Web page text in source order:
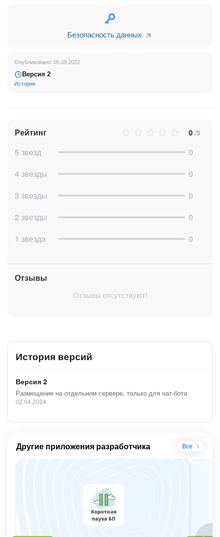
Особенно хорошо будет работать, если использовать
текстовые кнопки WhatsApp Business API
Безопасность данных
Опубликовано: 05.09.2022
Версия 2
История
Рейтинг 0 /5
5 звезд
0
4 звезды
0
3 звезды
0
2 звезды
0
1 звезда
0
Отзывы
Отзывы отсутствуют!
История версий
Версия 2
Размещение на отдельном сервере, только для чат-бота
02.04.2024
Другие приложения разработчика Все